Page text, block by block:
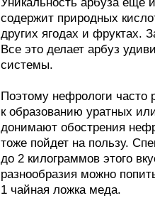
содержит природных
других ягодах и фруктах.
Все это делает арбуз
системы.
Поэтому нефрологи часто
к образованию уратных
донимают обострения
тоже пойдет на пользу.
до 2 килограммов этого
разнообразия можно
1 чайная ложка меда.